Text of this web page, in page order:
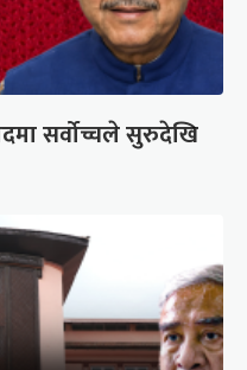
सर्वोच्चले सुरुदेखि